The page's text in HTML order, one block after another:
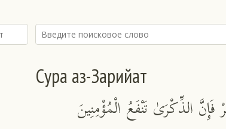
Сура аз-Зарийат
فَإِنَّ الذِّكْرَىٰ تَنْفَعُ الْمُؤْمِنِينَ